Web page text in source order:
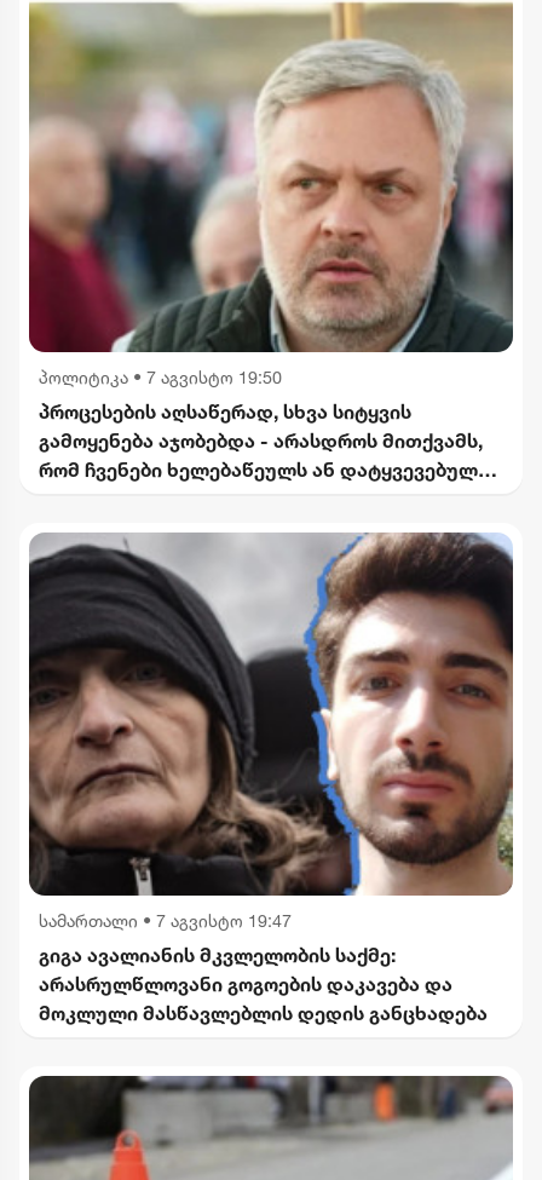
პოლიტიკა • 7 აგვისტო 19:50
პროცესების აღსაწერად, სხვა სიტყვის
გამოყენება აჯობებდა - არასდროს მითქვამს,
რომ ჩვენები ხელებაწეულს ან დატყვევებულს
სამართალი • 7 აგვისტო 19:47
გიგა ავალიანის მკვლელობის საქმე:
არასრულწლოვანი გოგოების დაკავება და
მოკლული მასწავლებლის დედის განცხადება